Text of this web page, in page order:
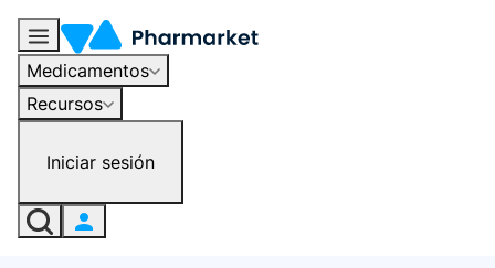
Medicamentos
Recursos
Iniciar sesión